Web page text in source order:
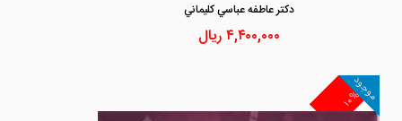
دكتر عاطفه عباسي كليماني
۴,۴۰۰,۰۰۰ریال
۱۰%
موجود